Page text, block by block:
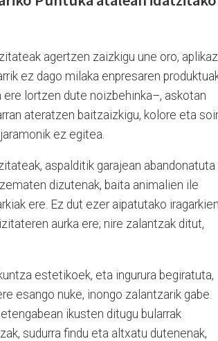
agertzen zaizkigu une oro,
ez dago milaka enpresaren
lortzen dute noizbehinka–, askotan
ateratzen baitzaizkigu, kolore eta
ez egitea.
aspalditik garajean abandonatuta
dizutenak, baita animalien ile
ere. Ez dut ezer aipatutako iragarkien
aurka ere; nire zalantzak ditut,
estetikoek, eta ingurura begiratuta,
esango nuke, inongo zalantzarik gabe.
ikusten ditugu bularrak
sudurra findu eta altxatu dutenenak,